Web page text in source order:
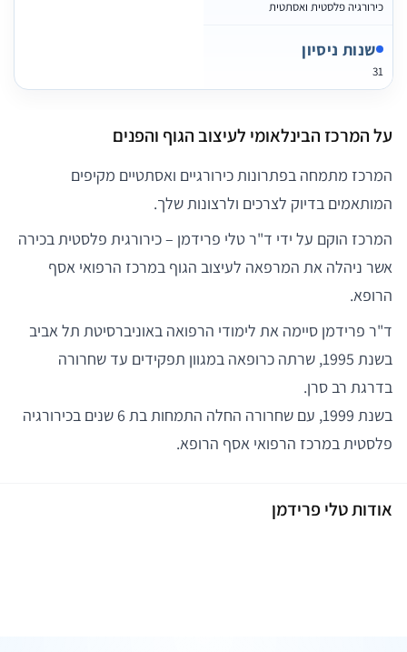
כירורגיה פלסטית ואסתטית
שנות ניסיון
31
על המרכז הבינלאומי לעיצוב הגוף והפנים
המרכז מתמחה בפתרונות כירורגיים ואסתטיים מקיפים
המותאמים בדיוק לצרכים ולרצונות שלך.
המרכז הוקם על ידי ד"ר טלי פרידמן – כירורגית פלסטית בכירה
אשר ניהלה את המרפאה לעיצוב הגוף במרכז הרפואי אסף
הרופא.
ד"ר פרידמן סיימה את לימודי הרפואה באוניברסיטת תל אביב
בשנת 1995, שרתה כרופאה במגוון תפקידים עד שחרורה
בדרגת רב סרן.
בשנת 1999, עם שחרורה החלה התמחות בת 6 שנים בכירורגיה
פלסטית במרכז הרפואי אסף הרופא.
אודות טלי פרידמן